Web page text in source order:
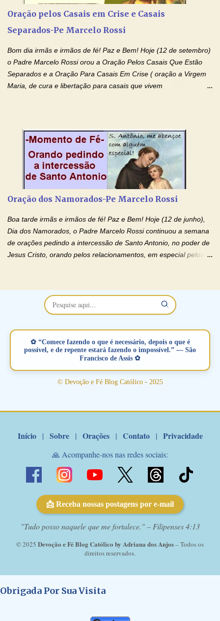
entregueis nas mãos do Santíssimo o meu pedido urgente (Fazer
o pedido). Acolhei, Nhá Chica, no vosso coração bondoso as
Oração pelos Casais em Crise e Casais
Separados-Pe Marcelo Rossi
Bom dia irmãs e irmãos de fé! Paz e Bem! Hoje (12 de setembro)
o Padre Marcelo Rossi orou a Oração Pelos Casais Que Estão
Separados e a Oração Para Casais Em Crise ( oração a Virgem
Maria, de cura e libertação para casais que vivem
no programa de rádio Momento de Fé, pela cura dos
relacionamentos. Seu relacionamento está doente? Você está
sofrendo? Então ouça o Momento de Fé e entre nesta corrente
de orações abençoadas, d eixe o Amor Ágape de Jesus curar e
restaurar você e seu relacionamento. Adriana-Devoção e Fé
separados, devido ao envolvimento de outras pessoas no
relacionamento e que minaram, espiritualmente, a relação do
casal. Vamos orar (coloque o seu esposo ou esposa diante de
Deus). "Senhor Jesus, restaura os laços ...
Oração dos Namorados-Pe Marcelo Rossi
Boa tarde irmãs e irmãos de fé! Paz e Bem! Hoje (12 de junho),
Dia dos Namorados, o Padre Marcelo Rossi continuou a semana
de orações pedindo a intercessão de Santo Antonio, no poder de
Jesus Cristo, orando pelos relacionamentos, em especial pelos
maravilhosos cartões que coloquei aqui para vocês. Não perca
esta abençoada semana no Momento de Fé do Padre Marcelo,
vamos juntos formar esta forte corrente de orações. Você que
verdadeiro, ou que está com problemas no relacionamento
amoroso, creia na poderosa intercessão deste santo amigo:
Santo Antonio! Tenha fé, não desista, pois ele intercede por nós
junto a Jesus! Fique no Amor Ágape de Jesus e no Amor Materno
de Nossa Senhora. Adriana-Devoção e Fé Mensagem do Padre
✿ “Comece fazendo o que é necessário, depois o que é
possível, e de repente estará fazendo o impossível.” — São
Francisco de Assis ✿
© Devoção e Fé Blog Católico - 2025
Início | Sobre | Orações | Contato | Privacidade
🙏 Acompanhe-nos nas redes sociais:
📩 Receba nossas postagens por e-mail
"Tudo posso naquele que me fortalece." – Filipenses 4:13
© 2025 Devoção e Fé Blog Católico by Adriana dos Anjos– Todos os
direitos reservados.
Obrigada Por Sua Visita